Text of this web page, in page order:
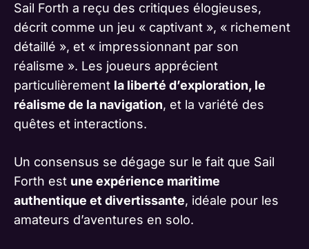
Sail Forth a reçu des critiques élogieuses,
décrit comme un jeu « captivant », « richement
détaillé », et « impressionnant par son
réalisme ». Les joueurs apprécient
particulièrement la liberté d’exploration, le
réalisme de la navigation, et la variété des
quêtes et interactions.
Un consensus se dégage sur le fait que Sail
Forth est une expérience maritime
authentique et divertissante, idéale pour les
amateurs d’aventures en solo.